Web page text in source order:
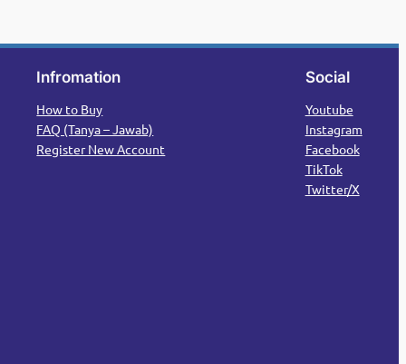
Infromation
How to Buy
FAQ (Tanya – Jawab)
Register New Account
Social
Youtube
Instagram
Facebook
TikTok
Twitter/X